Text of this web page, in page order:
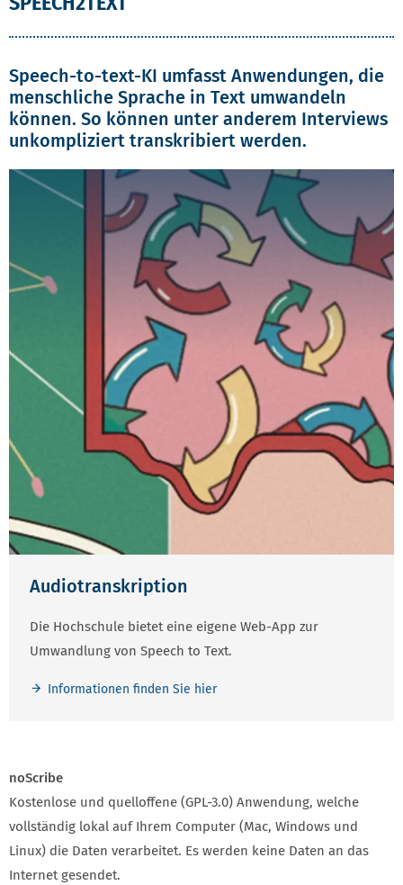
Speech-to-text-KI umfasst Anwendungen, die
menschliche Sprache in Text umwandeln
können. So können unter anderem Interviews
unkompliziert transkribiert werden.
Audiotranskription
Die Hochschule bietet eine eigene Web-App zur
Umwandlung von Speech to Text.
Informationen finden Sie hier
noScribe
Kostenlose und quelloffene (GPL-3.0) Anwendung, welche
vollständig lokal auf Ihrem Computer (Mac, Windows und
Linux) die Daten verarbeitet. Es werden keine Daten an das
Internet gesendet.